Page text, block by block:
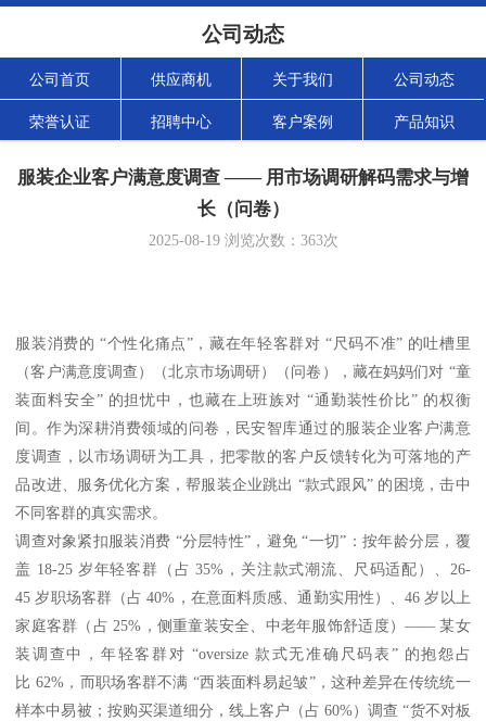
公司动态
公司首页 供应商机 关于我们 公司动态
荣誉认证 招聘中心 客户案例 产品知识
服装企业客户满意度调查 —— 用市场调研解码需求与增
长（问卷）
2025-08-19浏览次数： 363次
服装消费的 “个性化痛点”，藏在年轻客群对 “尺码不准” 的吐槽里
（客户满意度调查）（北京市场调研）（问卷），藏在妈妈们对 “童
装面料安全” 的担忧中，也藏在上班族对 “通勤装性价比” 的权衡
间。作为深耕消费领域的问卷，民安智库通过的服装企业客户满意
度调查，以市场调研为工具，把零散的客户反馈转化为可落地的产
品改进、服务优化方案，帮服装企业跳出 “款式跟风” 的困境，击中
不同客群的真实需求。
调查对象紧扣服装消费 “分层特性”，避免 “一切”：按年龄分层，覆
盖 18-25 岁年轻客群（占 35%，关注款式潮流、尺码适配）、26-
45 岁职场客群（占 40%，在意面料质感、通勤实用性）、46 岁以上
家庭客群（占 25%，侧重童装安全、中老年服饰舒适度）—— 某女
装调查中，年轻客群对 “oversize 款式无准确尺码表” 的抱怨占
比 62%，而职场客群不满 “西装面料易起皱”，这种差异在传统统一
样本中易被；按购买渠道细分，线上客户（占 60%）调查 “货不对板